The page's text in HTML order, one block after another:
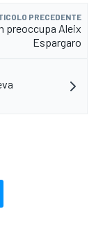
PRECEDENTE
preoccupa Aleix
Espargaro